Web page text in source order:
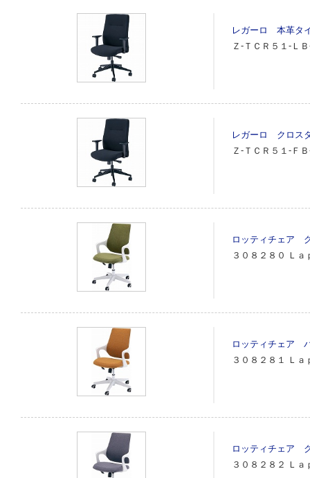
レガーロ 本革タ
Ｚ‐ＴＣＲ５１‐Ｌ
レガーロ クロス
Ｚ‐ＴＣＲ５１‐Ｆ
ロッティチェア
３０８２８０ Ｌａ
ロッティチェア
３０８２８１ Ｌａ
ロッティチェア
３０８２８２ Ｌａ